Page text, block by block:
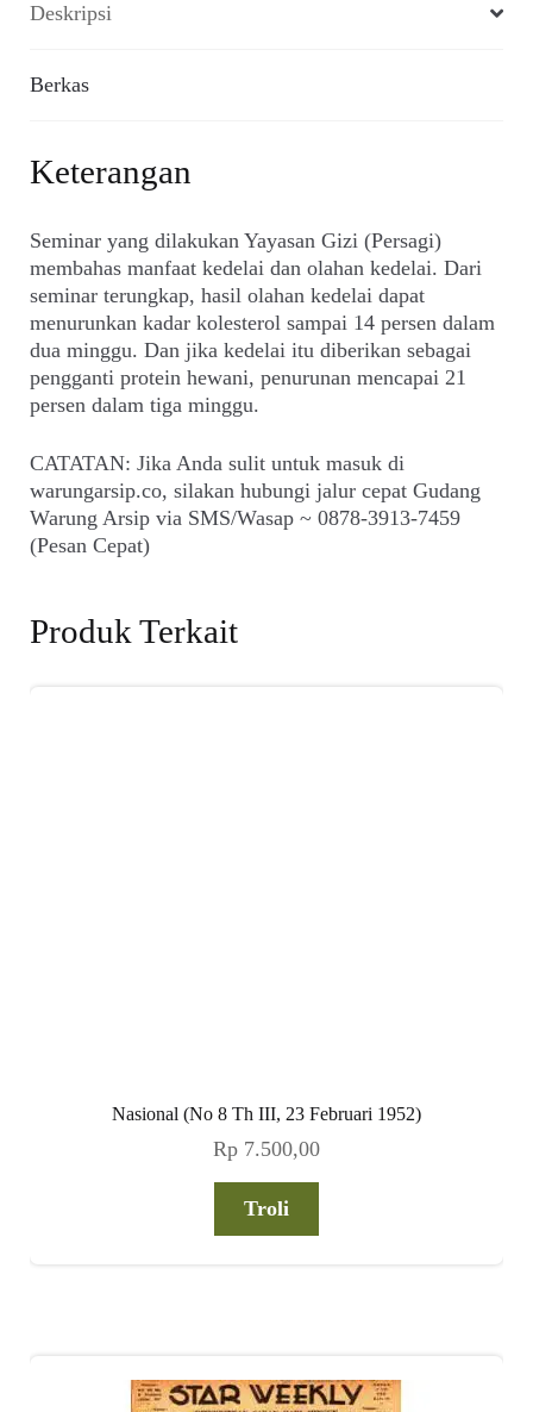
Deskripsi
Berkas
Keterangan
Seminar yang dilakukan Yayasan Gizi (Persagi)
membahas manfaat kedelai dan olahan kedelai. Dari
seminar terungkap, hasil olahan kedelai dapat
menurunkan kadar kolesterol sampai 14 persen dalam
dua minggu. Dan jika kedelai itu diberikan sebagai
pengganti protein hewani, penurunan mencapai 21
persen dalam tiga minggu.
CATATAN: Jika Anda sulit untuk masuk di
warungarsip.co, silakan hubungi jalur cepat Gudang
Warung Arsip via SMS/Wasap ~ 0878-3913-7459
(Pesan Cepat)
Produk Terkait
Nasional (No 8 Th III, 23 Februari 1952)
Rp 7.500,00
Troli